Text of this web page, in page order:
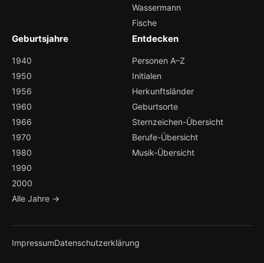
Wassermann
Fische
Geburtsjahre
1940
1950
1956
1960
1966
1970
1980
1990
2000
Alle Jahre →
Entdecken
Personen A–Z
Initialen
Herkunftsländer
Geburtsorte
Sternzeichen-Übersicht
Berufe-Übersicht
Musik-Übersicht
ImpressumDatenschutzerklärung